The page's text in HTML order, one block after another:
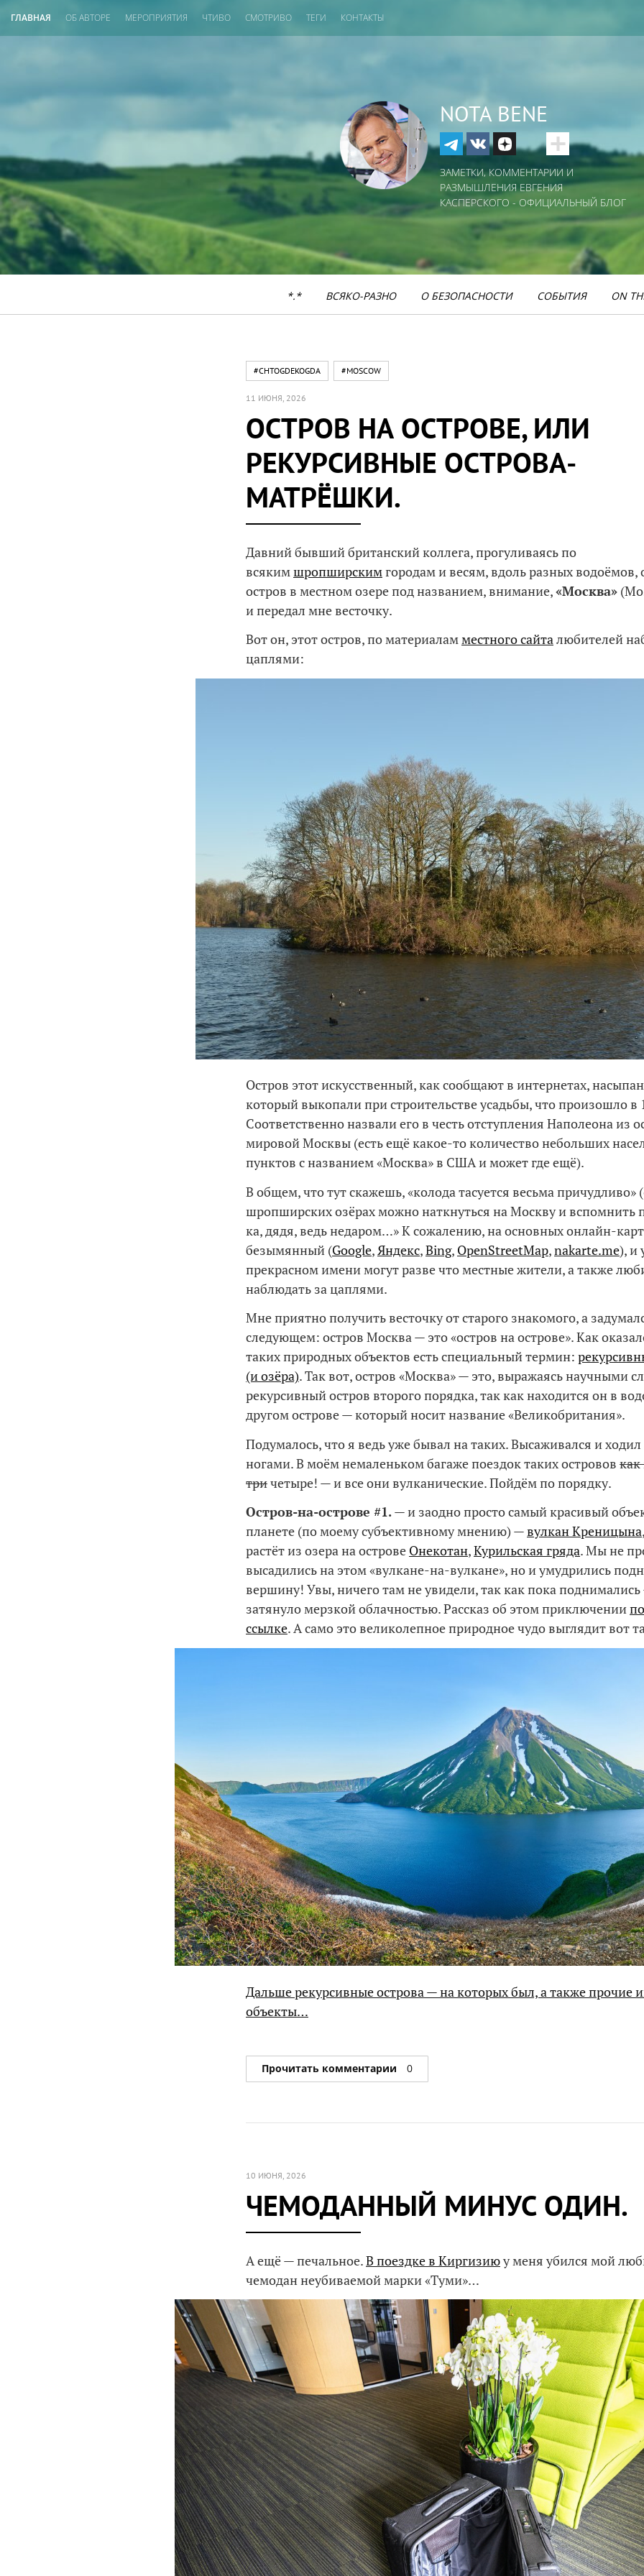
ГЛАВНАЯ ОБ АВТОРЕ МЕРОПРИЯТИЯ ЧТИВО СМОТРИВО ТЕГИ КОНТАКТЫ
NOTA BENE
ЗАМЕТКИ, КОММЕНТАРИИ И
РАЗМЫШЛЕНИЯ ЕВГЕНИЯ
КАСПЕРСКОГО - ОФИЦИАЛЬНЫЙ БЛОГ
*.* ВСЯКО-РАЗНО О БЕЗОПАСНОСТИ СОБЫТИЯ ON
#CHTOGDEKOGDA #MOSCOW
11 ИЮНЯ, 2026
ОСТРОВ НА ОСТРОВЕ, ИЛИ
РЕКУРСИВНЫЕ ОСТРОВА-
МАТРЁШКИ.
Давний бывший британский коллега, прогуливаясь по
всякимшропширскимгородам и весям, вдоль разных водоёмов,
остров в местном озере под названием, внимание,«Москва»
и передал мне весточку.
Вот он, этот остров, по материаламместного сайталюбителей
цаплями:
Остров этот искусственный, как сообщают в интернетах,
который выкопали при строительстве усадьбы, что произошло в
Соответственно назвали его в честь отступления Наполеона из
мировой Москвы (есть ещё какое-то количество небольших
пунктов с названием «Москва» в США и может где ещё).
В общем, что тут скажешь, «колода тасуется весьма причудливо»
шропширских озёрах можно наткнуться на Москву и вспомнить
ка, дядя, ведь недаром…» К сожалению, на основных онлайн-
безымянный (Google,Яндекс,Bing, OpenStreetMap,nakarte.me), и
прекрасном имени могут разве что местные жители, а также
наблюдать за цаплями.
Мне приятно получить весточку от старого знакомого, а
следующем: остров Москва — это «остров на острове». Как
таких природных объектов есть специальный термин:
(и озёра). Так вот, остров «Москва» — это, выражаясь научными
рекурсивный остров второго порядка, так как находится он в
другом острове — который носит название «Великобритания».
Подумалось, что я ведь уже бывал на таких. Высаживался и
ногами. В моём немаленьком багаже поездок таких островов
тричетыре! — и все они вулканические. Пойдём по порядку.
Остров-на-острове #1.— и заодно просто самый красивый
планете (по моему субъективному мнению) —вулкан Креницына
растёт из озера на острове Онекотан,Курильская гряда. Мы не
высадились на этом «вулкане-на-вулкане», но и умудрились
вершину! Увы, ничего там не увидели, так как пока поднимались
затянуло мерзкой облачностью. Рассказ об этом приключении
ссылке. А само это великолепное природное чудо выглядит вот
Дальше рекурсивные острова — на которых был, а также прочие
объекты…
Прочитать комментарии 0
10 ИЮНЯ, 2026
ЧЕМОДАННЫЙ МИНУС ОДИН.
А ещё — печальное.В поездке в Киргизиюу меня убился мой
чемодан неубиваемой марки «Туми»…